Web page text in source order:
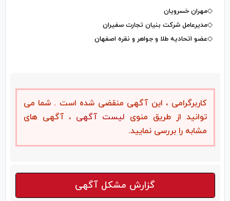
◇مهران خسرویان
◇مدیرعامل شرکت بنیان تجارت سفیران
◇عضو اتحادیه طلا و جواهر و نقره اصفهان
کاربرگرامی ، این آگهی منقضی شده است . شما می
توانید از طریق منوی لیست آگهی، آگهی های
مشابه را بررسی نمایید.
گزارش مشکل آگهی